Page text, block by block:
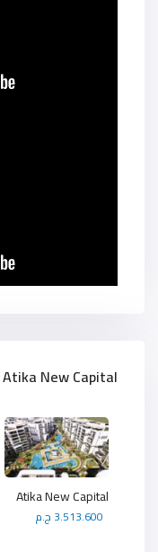
Atika New Capital
Atika New Capital